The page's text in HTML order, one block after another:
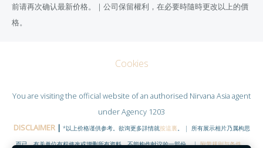
前请再次确认最新价格。｜公司保留權利，在必要時隨時更改以上的價
格。
Cookies
You are visiting the official website of an authorised Nirvana Asia agent
under Agency 1203
DISCLAIMER| *以上价格谨供参考。欲询更多詳情就按這裏。 | 所有展示相片乃属构思
而已，有关单位有权修改或增删所有资料。不能构作献议的一部份。 |附带规则与条件。